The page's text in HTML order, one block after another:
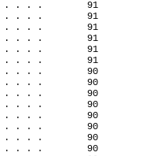
. . . .
91
. . . .
91
. . . .
91
. . . .
91
. . . .
91
. . . .
91
. . . .
90
. . . .
90
. . . .
90
. . . .
90
. . . .
90
. . . .
90
. . . .
90
. . . .
90